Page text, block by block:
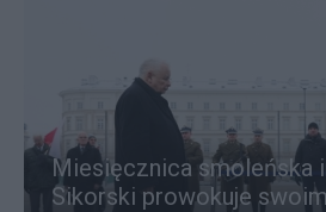
Miesięcznica smoleńska
Sikorski prowokuje